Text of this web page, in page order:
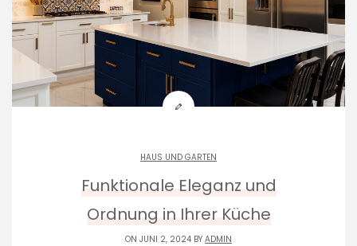
HAUS UND GARTEN
Funktionale Eleganz und
Ordnung in Ihrer Küche
ON JUNI 2, 2024 BY ADMIN